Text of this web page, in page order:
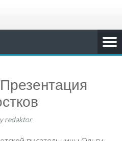
redaktor